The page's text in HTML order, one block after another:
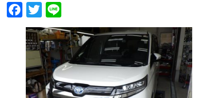
Facebook
Twitter